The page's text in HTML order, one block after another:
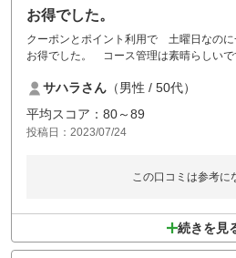
お得でした。
クーポンとポイント利用で 土曜日なのに
お得でした。 コース管理は素晴らしい
サハラさん （男性 / 50代）
平均スコア：80～89
投稿日：2023/07/24
この口コミは参考に
続きを見